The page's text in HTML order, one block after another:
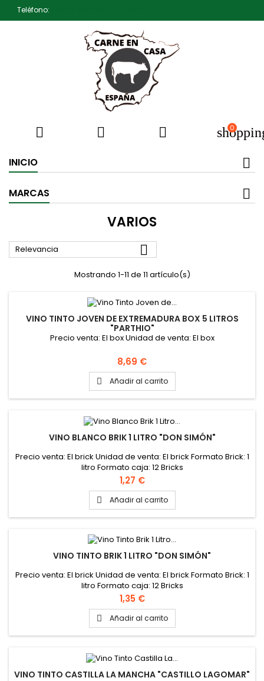
Teléfono:
   0
INICIO
MARCAS
VARIOS
Relevancia 
Mostrando 1-11 de 11 artículo(s)
VINO TINTO JOVEN DE EXTREMADURA BOX 5 LITROS
"PARTHIO"
Precio venta: El box Unidad de venta: El box
Precio
8,69 €
 Añadir al carrito
VINO BLANCO BRIK 1 LITRO "DON SIMÓN"
Precio venta: El brick Unidad de venta: El brick Formato Brick: 1
litro Formato caja: 12 Bricks
Precio
1,27 €
 Añadir al carrito
VINO TINTO BRIK 1 LITRO "DON SIMÓN"
Precio venta: El brick Unidad de venta: El brick Formato Brick: 1
litro Formato caja: 12 Bricks
Precio
1,35 €
 Añadir al carrito
VINO TINTO CASTILLA LA MANCHA "CASTILLO LAGOMAR"